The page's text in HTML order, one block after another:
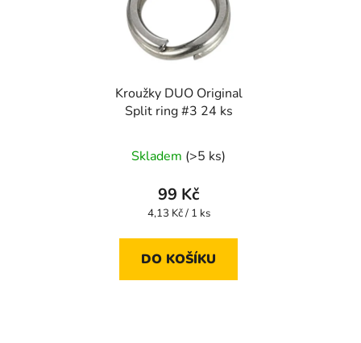
Kroužky DUO Original
Split ring #3 24 ks
Skladem (>5 ks)
99 Kč
Měrná
4,13 Kč / 1 ks
DO KOŠÍKU